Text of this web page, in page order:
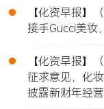
•
【化资早报】
接手Gucci美
•
【化资早报】
征求意见，化
披露新财年经